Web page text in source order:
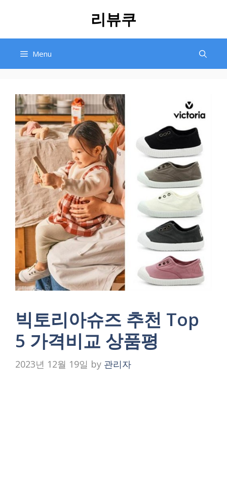
리뷰쿠
Menu
빅토리아슈즈 추천 Top
5 가격비교 상품평
2023년 12월 19일 by 관리자